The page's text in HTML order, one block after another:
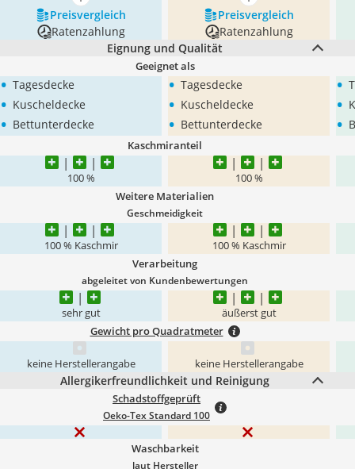
Preis­vergleich
Preis­vergleich
Ratenzahlung
Ratenzahlung
Eignung und Qualität
Geeignet als
• Tagesdecke
• Kuscheldecke
• Bettunterdecke
• Tagesdecke
• Kuscheldecke
• Bettunterdecke
•
•
•
Kaschmiranteil
100 % 100 %
Weitere Materialien
Geschmeidigkeit
100 % Kaschmir 100 % Kaschmir
Verarbeitung
abgeleitet von Kundenbewertungen
sehr gut äußerst gut
Gewicht pro Quadratmeter
keine Herstellerangabe keine Herstellerangabe
Allergikerfreundlichkeit und Reinigung
Schadstoffgeprüft
Oeko-Tex Standard 100
Waschbarkeit
laut Hersteller